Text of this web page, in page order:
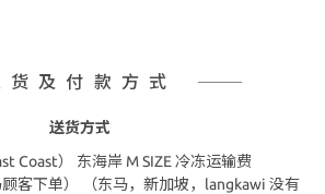
货及付款方式
送货方式
Coast） 东海岸 M SIZE 冷冻运输费
客下单） （东马，新加坡，langkawi 没有